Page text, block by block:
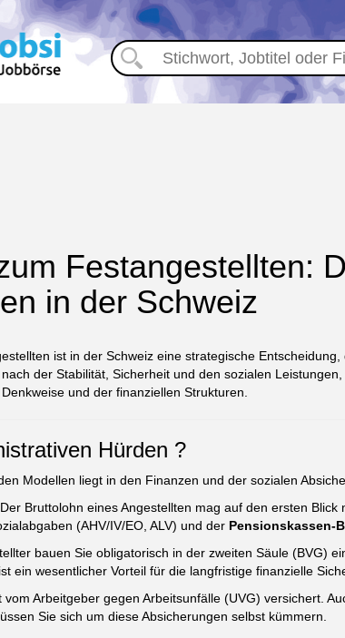
Festangestellten:
in der Schweiz
ist in der Schweiz eine strategische
der Stabilität, Sicherheit und den sozialen
und der finanziellen Strukturen.
Hürden ?
Modellen liegt in den Finanzen und der sozialen
Der Bruttolohn eines Angestellten mag auf den ersten
(AHV/IV/EO, ALV) und der Pensionskassen-
bauen Sie obligatorisch in der zweiten Säule (BVG)
ein wesentlicher Vorteil für die langfristige finanzielle
vom Arbeitgeber gegen Arbeitsunfälle (UVG) versichert.
Sie sich um diese Absicherungen selbst kümmern.